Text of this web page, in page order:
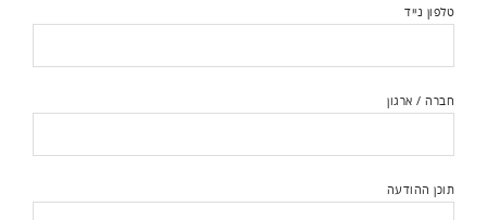
טלפון נייד
חברה / ארגון
תוכן ההודעה